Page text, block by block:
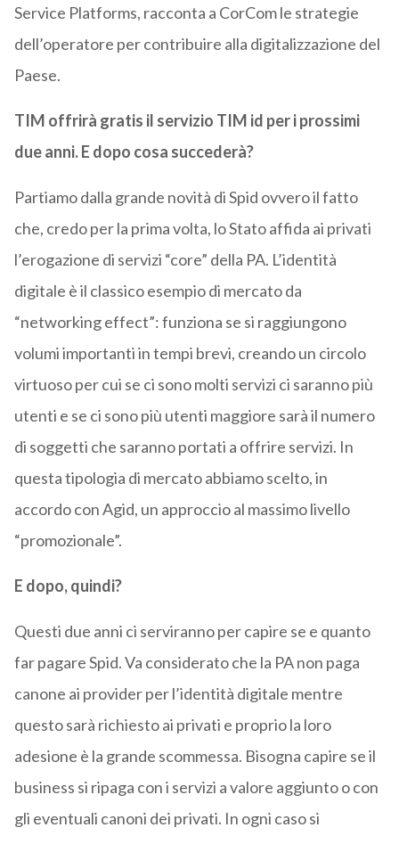
Service Platforms, racconta a CorCom le strategie
dell’operatore per contribuire alla digitalizzazione del
Paese.
TIM offrirà gratis il servizio TIM id per i prossimi
due anni. E dopo cosa succederà?
Partiamo dalla grande novità di Spid ovvero il fatto
che, credo per la prima volta, lo Stato affida ai privati
l’erogazione di servizi “core” della PA. L’identità
digitale è il classico esempio di mercato da
“networking effect”: funziona se si raggiungono
volumi importanti in tempi brevi, creando un circolo
virtuoso per cui se ci sono molti servizi ci saranno più
utenti e se ci sono più utenti maggiore sarà il numero
di soggetti che saranno portati a offrire servizi. In
questa tipologia di mercato abbiamo scelto, in
accordo con Agid, un approccio al massimo livello
“promozionale”.
E dopo, quindi?
Questi due anni ci serviranno per capire se e quanto
far pagare Spid. Va considerato che la PA non paga
canone ai provider per l’identità digitale mentre
questo sarà richiesto ai privati e proprio la loro
adesione è la grande scommessa. Bisogna capire se il
business si ripaga con i servizi a valore aggiunto o con
gli eventuali canoni dei privati. In ogni caso si